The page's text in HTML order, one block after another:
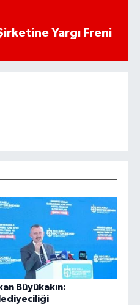
Yargı Freni
Büyükakın: